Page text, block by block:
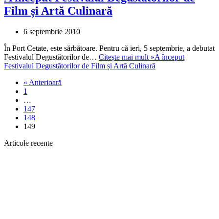
Film și Artă Culinară
6 septembrie 2010
În Port Cetate, este sărbătoare. Pentru că ieri, 5 septembrie, a debutat
Festivalul Degustătorilor de… Citește mai mult »A început
Festivalul Degustătorilor de Film și Artă Culinară
« Anterioară
1
…
147
148
149
Articole recente